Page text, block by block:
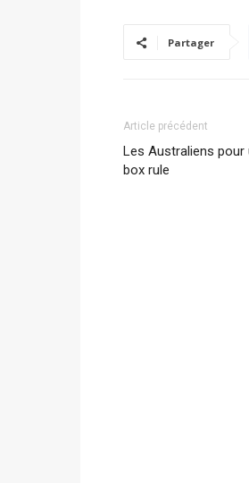
Partager
Article précédent
Les Australiens pour
box rule